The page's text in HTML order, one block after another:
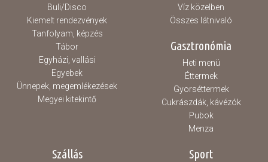
Buli/Disco
Kiemelt rendezvények
Tanfolyam, képzés
Tábor
Egyházi, vallási
Egyebek
Ünnepek, megemlékezések
Megyei kitekintő
Víz közelben
Összes látnivaló
Gasztronómia
Heti menü
Éttermek
Gyorséttermek
Cukrászdák, kávézók
Pubok
Menza
Szállás Sport